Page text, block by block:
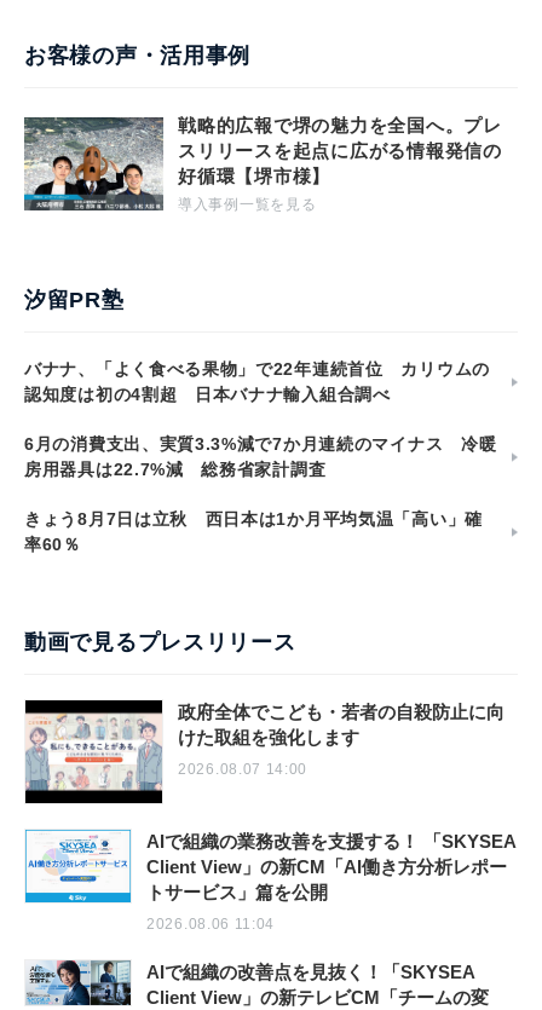
お客様の声・活用事例
戦略的広報で堺の魅力を全国へ。プレ
スリリースを起点に広がる情報発信の
好循環【堺市様】
導入事例一覧を見る
汐留PR塾
バナナ、「よく食べる果物」で22年連続首位 カリウムの
認知度は初の4割超 日本バナナ輸入組合調べ
6月の消費支出、実質3.3%減で7か月連続のマイナス 冷暖
房用器具は22.7%減 総務省家計調査
きょう8月7日は立秋 西日本は1か月平均気温「高い」確
率60％
動画で見るプレスリリース
政府全体でこども・若者の自殺防止に向
けた取組を強化します
2026.08.07 14:00
AIで組織の業務改善を支援する！ 「SKYSEA
Client View」の新CM「AI働き方分析レポー
トサービス」篇を公開
2026.08.06 11:04
AIで組織の改善点を見抜く！「SKYSEA
Client View」の新テレビCM「チームの変